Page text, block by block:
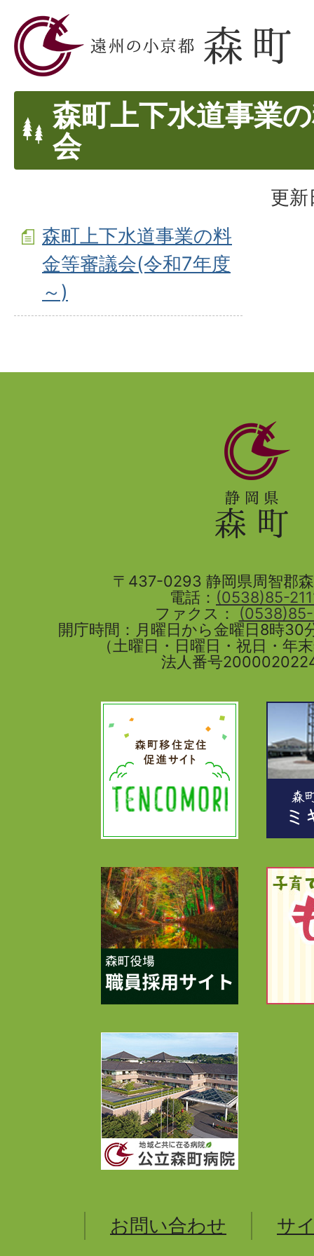
森町上下水道事業
会
更
森町上下水道事業の料
金等審議会(令和7年度
～)
静
岡
県
森
町
〒437-0293 静岡県周智郡
電話： (0538)85-
ファクス：
開庁時間：月曜日から金曜日8時30
（土曜日・日曜日・祝日・年
法人番号
お問い合わせ サ